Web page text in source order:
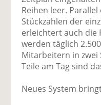
Reihen leer.
Stückzahlen der
erleichtert auch die
werden täglich
Mitarbeitern in zwei
Teile am Tag sind
Neues System